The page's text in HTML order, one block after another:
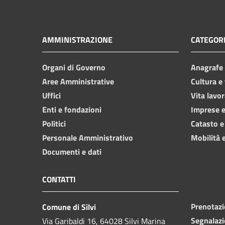
AMMINISTRAZIONE
Organi di Governo
Aree Amministrative
Uffici
Enti e fondazioni
Politici
Personale Amministrativo
Documenti e dati
Cultura
Vita
Imprese
Catasto
Mobilità
CONTATTI
Comune di Silvi
Via Garibaldi 16, 64028 Silvi Marina